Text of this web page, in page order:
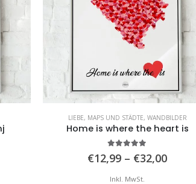
LIEBE, MAPS UND STÄDTE, WANDBILDER
Home is where the heart is
€12,99 – €32,00
Inkl. MwSt.